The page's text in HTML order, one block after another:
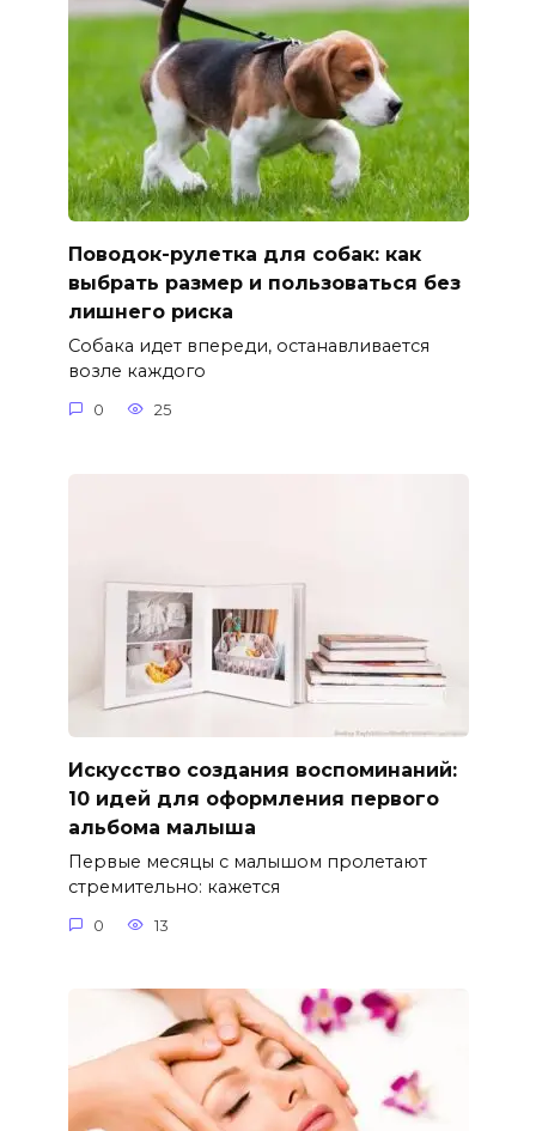
Поводок-рулетка для собак: как
выбрать размер и пользоваться без
лишнего риска
Собака идет впереди, останавливается
возле каждого
0 25
Искусство создания воспоминаний:
10 идей для оформления первого
альбома малыша
Первые месяцы с малышом пролетают
стремительно: кажется
0 13